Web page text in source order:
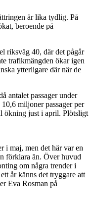
är lika tydlig. På
beroende på
riksväg 40, där det pågår
trafikmängden ökar igen
ytterligare där när de
antalet passager under
miljoner passager per
ökning just i april. Plötsligt
i maj, men det här var en
förklara än. Över huvud
om några trender i
år känns det tryggare att
Eva Rosman på